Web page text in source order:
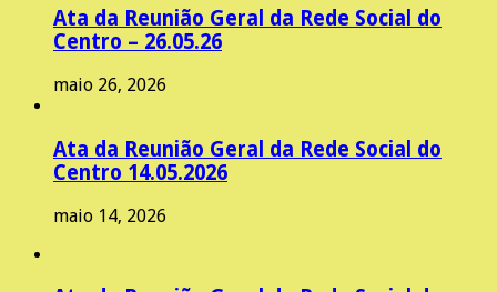
Ata da Reunião Geral da Rede Social do
Centro – 26.05.26
maio 26, 2026
Ata da Reunião Geral da Rede Social do
Centro 14.05.2026
maio 14, 2026